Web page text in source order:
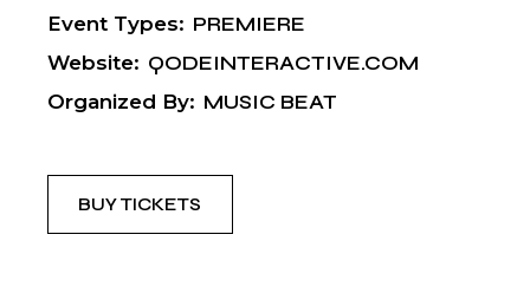
Event Types: PREMIERE
Website: QODEINTERACTIVE.COM
Organized By: MUSIC BEAT
BUY TICKETS